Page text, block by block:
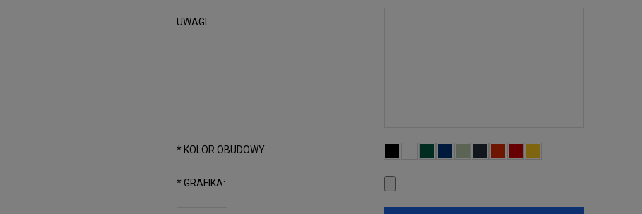
UWAGI:
*KOLOR OBUDOWY:
*GRAFIKA: